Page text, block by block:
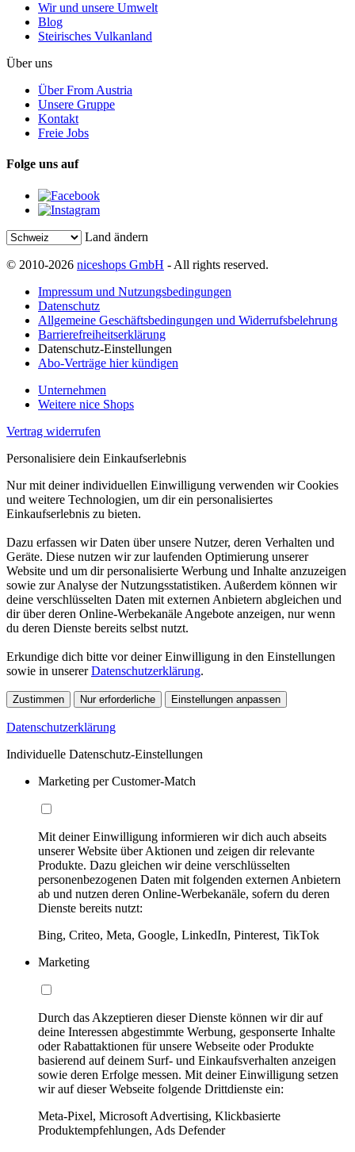
Wir und unsere Umwelt
Blog
Steirisches Vulkanland
Über uns
Über From Austria
Unsere Gruppe
Kontakt
Freie Jobs
Folge uns auf
Land ändern
© 2010-2026 niceshops GmbH - All rights reserved.
Impressum und Nutzungsbedingungen
Datenschutz
Allgemeine Geschäftsbedingungen und Widerrufsbelehrung
Barrierefreiheitserklärung
Datenschutz-Einstellungen
Abo-Verträge hier kündigen
Unternehmen
Weitere nice Shops
Vertrag widerrufen
Personalisiere dein Einkaufserlebnis
Nur mit deiner individuellen Einwilligung verwenden wir Cookies
und weitere Technologien, um dir ein personalisiertes
Einkaufserlebnis zu bieten.
Dazu erfassen wir Daten über unsere Nutzer, deren Verhalten und
Geräte. Diese nutzen wir zur laufenden Optimierung unserer
Website und um dir personalisierte Werbung und Inhalte anzuzeigen
sowie zur Analyse der Nutzungsstatistiken. Außerdem können wir
deine verschlüsselten Daten mit externen Anbietern abgleichen und
dir über deren Online-Werbekanäle Angebote anzeigen, nur wenn
du deren Dienste bereits selbst nutzt.
Erkundige dich bitte vor deiner Einwilligung in den Einstellungen
sowie in unsererDatenschutzerklärung.
Zustimmen Nur erforderliche Einstellungen anpassen
Datenschutzerklärung
Individuelle Datenschutz-Einstellungen
Marketing per Customer-Match
Mit deiner Einwilligung informieren wir dich auch abseits
unserer Website über Aktionen und zeigen dir relevante
Produkte. Dazu gleichen wir deine verschlüsselten
personenbezogenen Daten mit folgenden externen Anbietern
ab und nutzen deren Online-Werbekanäle, sofern du deren
Dienste bereits nutzt:
Bing, Criteo, Meta, Google, LinkedIn, Pinterest, TikTok
Marketing
Durch das Akzeptieren dieser Dienste können wir dir auf
deine Interessen abgestimmte Werbung, gesponserte Inhalte
oder Rabattaktionen für unsere Webseite oder Produkte
basierend auf deinem Surf- und Einkaufsverhalten anzeigen
sowie deren Erfolge messen. Mit deiner Einwilligung setzen
wir auf dieser Webseite folgende Drittdienste ein:
Meta-Pixel, Microsoft Advertising, Klickbasierte
Produktempfehlungen, Ads Defender